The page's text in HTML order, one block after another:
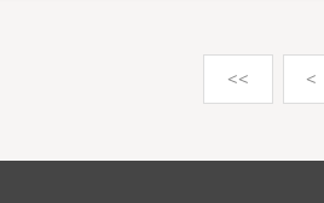
<< <